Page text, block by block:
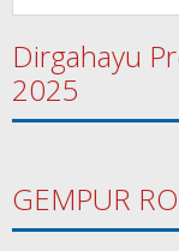
Dirgahayu
2025
GEMPUR